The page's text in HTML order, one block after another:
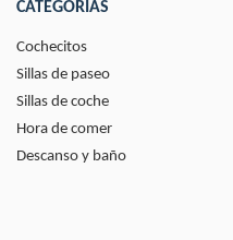
CATEGORÍAS
Cochecitos
Sillas de paseo
Sillas de coche
Hora de comer
Descanso y baño